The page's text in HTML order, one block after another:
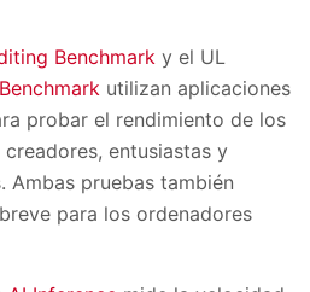
Benchmark y el UL
utilizan aplicaciones
probar el rendimiento de los
entusiastas y
Ambas pruebas también
para los ordenadores